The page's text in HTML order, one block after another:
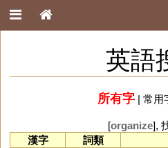
英語
所有字| 常用
[organize],
漢字
詞類